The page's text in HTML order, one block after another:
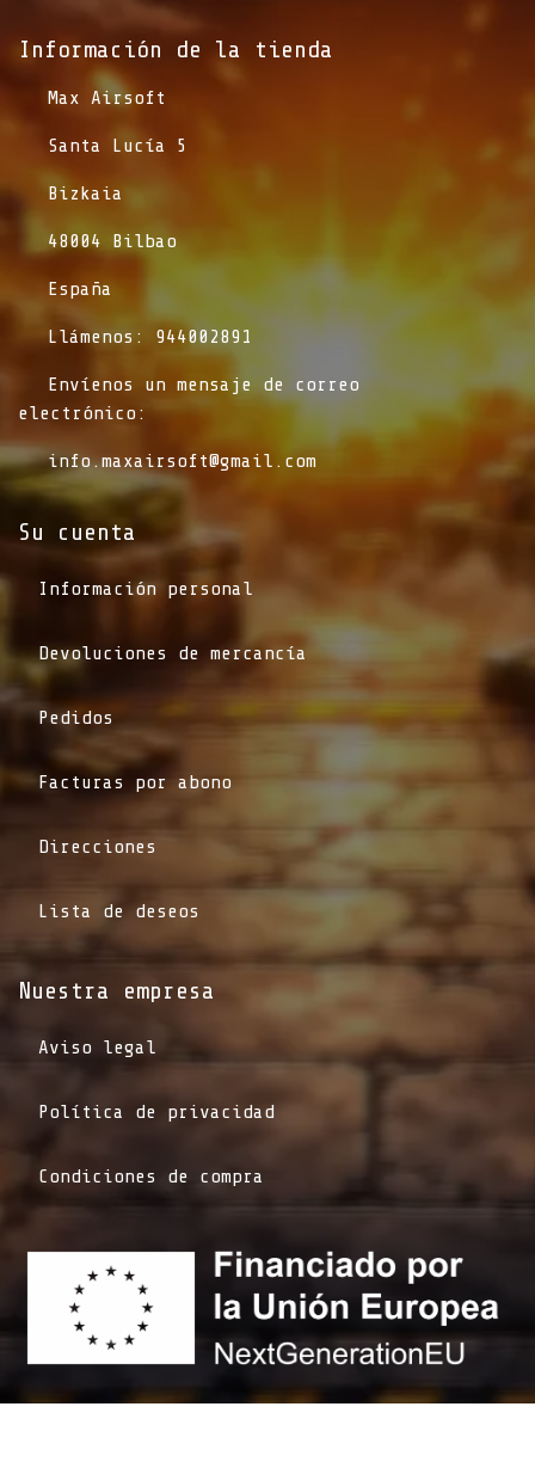
Información de la tienda​
​Max Airsoft
​Santa Lucía 5
​Bizkaia
​48004 Bilbao
​España
​Llámenos: 944002891
​Envíenos un mensaje de correo
electrónico:
info.maxairsoft@gmail.com
Su cuenta
Información personal
Devoluciones de mercancía
Pedidos
Facturas por abono
Direcciones
Lista de deseos
Nuestra empresa
Aviso legal
Política de privacidad
Condiciones de compra